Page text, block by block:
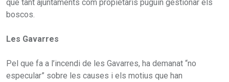
que tant ajuntaments com propietaris puguin gestionar els
boscos.
Les Gavarres
Pel que fa a l’incendi de les Gavarres, ha demanat “no
especular” sobre les causes i els motius que han